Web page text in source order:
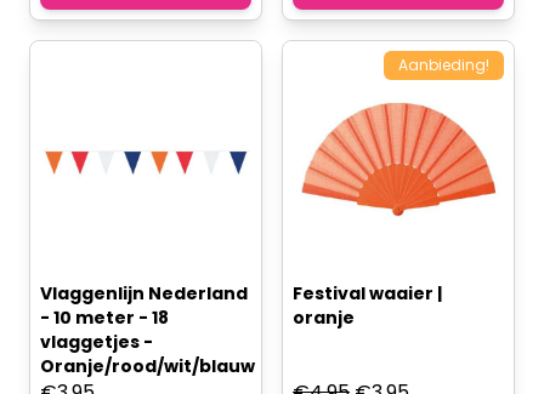
Vlaggenlijn Nederland
- 10 meter - 18
vlaggetjes -
Oranje/rood/wit/blauw
Aanbieding!
Festival waaier |
oranje